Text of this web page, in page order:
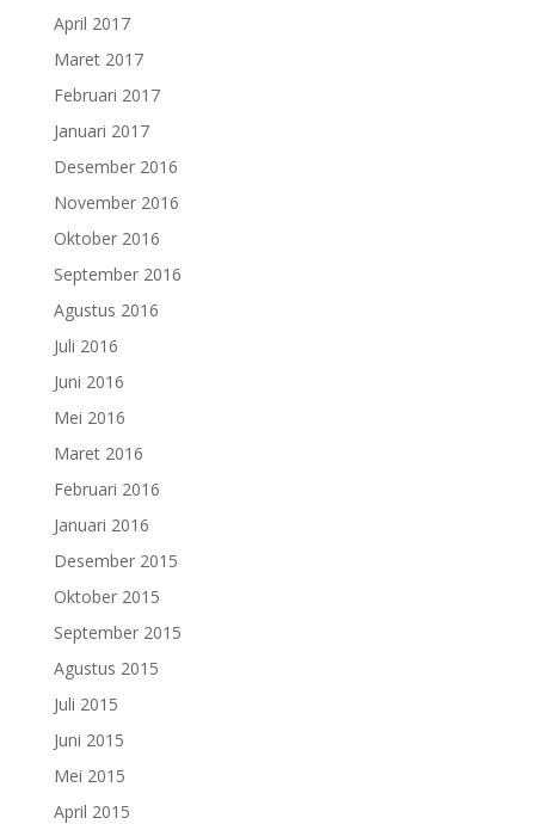
April 2017
Maret 2017
Februari 2017
Januari 2017
Desember 2016
November 2016
Oktober 2016
September 2016
Agustus 2016
Juli 2016
Juni 2016
Mei 2016
Maret 2016
Februari 2016
Januari 2016
Desember 2015
Oktober 2015
September 2015
Agustus 2015
Juli 2015
Juni 2015
Mei 2015
April 2015